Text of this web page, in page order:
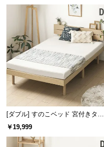
[ダブル] すのこベッド 宮付きタイ
プ 2口コンセント
￥19,999